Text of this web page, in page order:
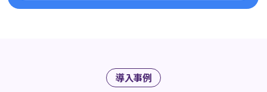
導入事例